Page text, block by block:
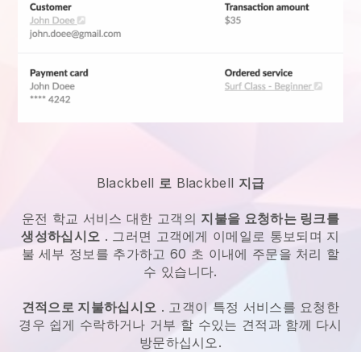
Blackbell 로 Blackbell 지급
운전 학교 서비스 대한 고객의 지불을 요청하는 링크를
생성하십시오 . 그러면 고객에게 이메일로 통보되며 지
불 세부 정보를 추가하고 60 초 이내에 주문을 처리 할
수 있습니다.
견적으로 지불하십시오 . 고객이 특정 서비스를 요청한
경우 쉽게 수락하거나 거부 할 수있는 견적과 함께 다시
방문하십시오.